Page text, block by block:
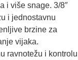
i više snage. 3/8″
i jednostavnu
brzine za
vijaka.
ravnotežu i kontrolu